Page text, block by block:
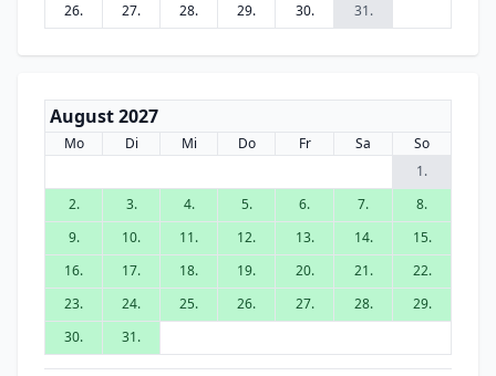
26.
27. 28. 29. 30. 31.
August 2027
Mo Di Mi Do Fr Sa
So
1.
2.
3. 4. 5. 6. 7.
8.
9.
10. 11. 12. 13. 14.
15.
16.
17. 18. 19. 20. 21.
22.
23.
24. 25. 26. 27. 28.
29.
30.
31.